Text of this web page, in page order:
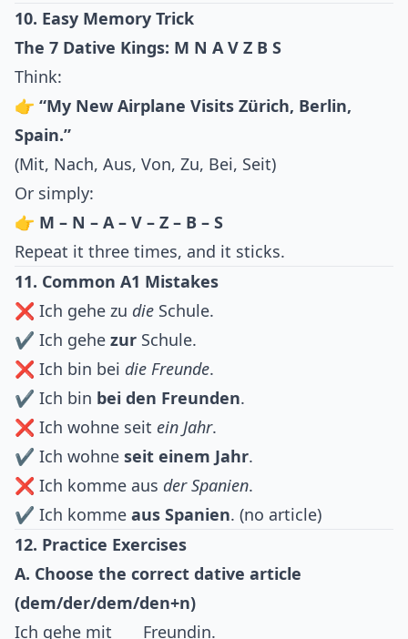
10. Easy Memory Trick
The 7 Dative Kings: M N A V Z B S
Think:
👉 “My New Airplane Visits Zürich, Berlin,
Spain.”
(Mit, Nach, Aus, Von, Zu, Bei, Seit)
Or simply:
👉 M – N – A – V – Z – B – S
Repeat it three times, and it sticks.
11. Common A1 Mistakes
❌ Ich gehe zu die Schule.
✔ Ich gehe zur Schule.
❌ Ich bin bei die Freunde.
✔ Ich bin bei den Freunden.
❌ Ich wohne seit ein Jahr.
✔ Ich wohne seit einem Jahr.
❌ Ich komme aus der Spanien.
✔ Ich komme aus Spanien. (no article)
12. Practice Exercises
A. Choose the correct dative article
(dem/der/dem/den+n)
Ich gehe mit ___ Freundin.